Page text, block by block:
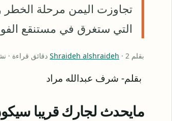
تجاوزت اليمن مرحلة الخطر
التي ستغرق في مستنقع
بقلم Shraideh alshraideh · 2 دقائق قراءة · نشر 2016-02-20 · حدّث 2018-03-30
بقلم- شرف عبدالله مراد
مايحدث لجارك قريبا